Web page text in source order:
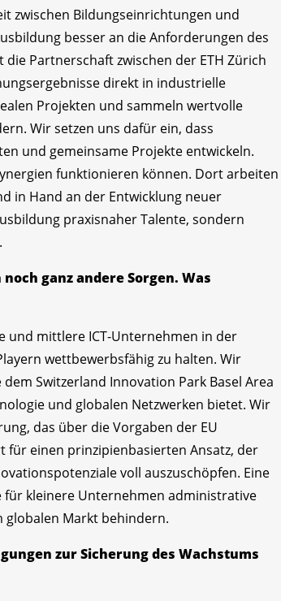
zwischen Bildungseinrichtungen und
besser an die Anforderungen des
Partnerschaft zwischen der ETH Zürich
direkt in industrielle
Projekten und sammeln wertvolle
Wir setzen uns dafür ein, dass
und gemeinsame Projekte entwickeln.
funktionieren können. Dort arbeiten
in Hand an der Entwicklung neuer
praxisnaher Talente, sondern
ganz andere Sorgen. Was
und mittlere ICT-Unternehmen in der
wettbewerbsfähig zu halten. Wir
Switzerland Innovation Park Basel Area
und globalen Netzwerken bietet. Wir
das über die Vorgaben der EU
für einen prinzipienbasierten Ansatz, der
voll auszuschöpfen. Eine
kleinere Unternehmen administrative
globalen Markt behindern.
zur Sicherung des Wachstums